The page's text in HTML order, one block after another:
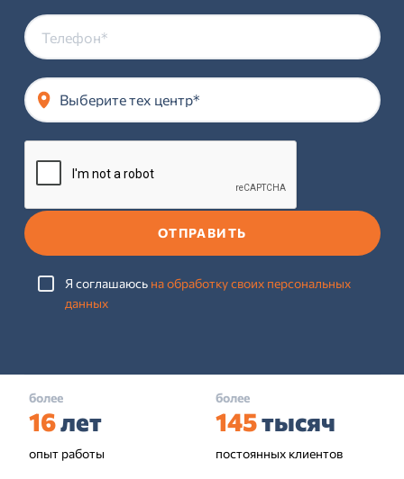
Выберите тех центр*
ОТПРАВИТЬ
Я соглашаюсь на обработку своих персональных
данных
более
16лет
опыт работы
более
145тысяч
постоянных клиентов